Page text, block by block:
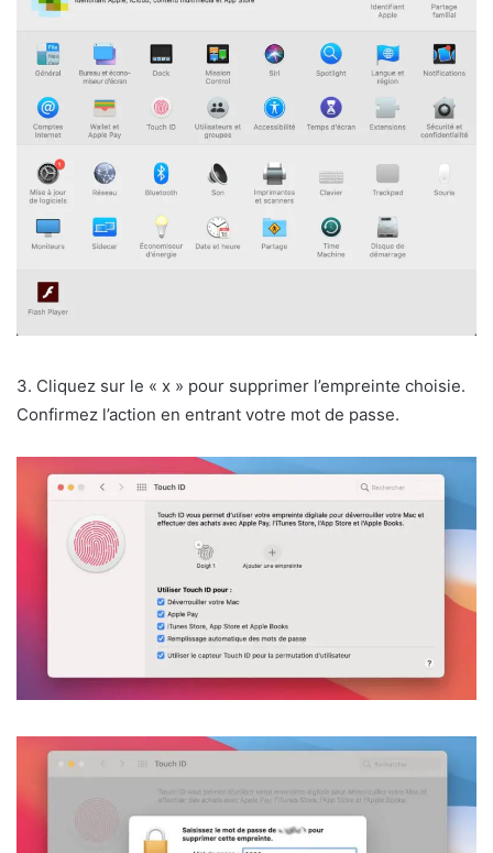
3. Cliquez sur le « x » pour supprimer l’empreinte choisie.
Confirmez l’action en entrant votre mot de passe.